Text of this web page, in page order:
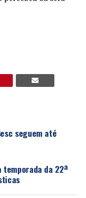
seguem até
temporada da 22ª